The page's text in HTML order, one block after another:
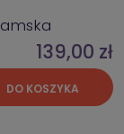
139,00 zł
DO KOSZYKA